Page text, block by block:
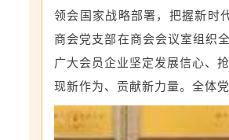
领会国家战略部署，把握新时
商会党支部在商会会议室组织
广大会员企业坚定发展信心、
现新作为、贡献新力量。全体